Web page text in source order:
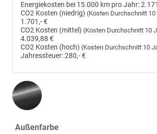
Energiekosten bei 15.000 km pro Jahr:
CO2 Kosten (niedrig) (Kosten Durchschnitt 10
1.701,- €
CO2 Kosten (mittel) (Kosten Durchschnitt 10
4.039,88 €
CO2 Kosten (hoch) (Kosten Durchschnitt 10
Jahressteuer:280,- €
Außenfarbe